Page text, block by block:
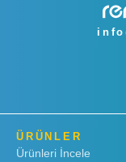
ÜRÜNLER
Ürünleri İncele